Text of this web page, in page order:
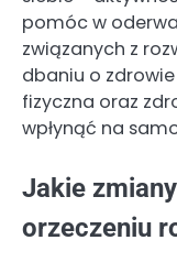
pomóc w
związanych z
dbaniu o
fizyczna oraz
wpłynąć na
Jakie
orzeczeniu